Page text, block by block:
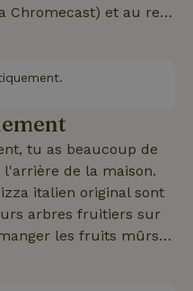
Chromecast) et au rez-
spacieuse avec
un îlot d'évier
vaisselle, un micro-
à grains. Le coin salon
bancs près de la
se trouve une
moins 10 personnes.
deux lits de camping
internet Starlink.
tu as beaucoup de
l'arrière de la maison.
italien original sont
arbres fruitiers sur
les fruits mûrs.
pour les